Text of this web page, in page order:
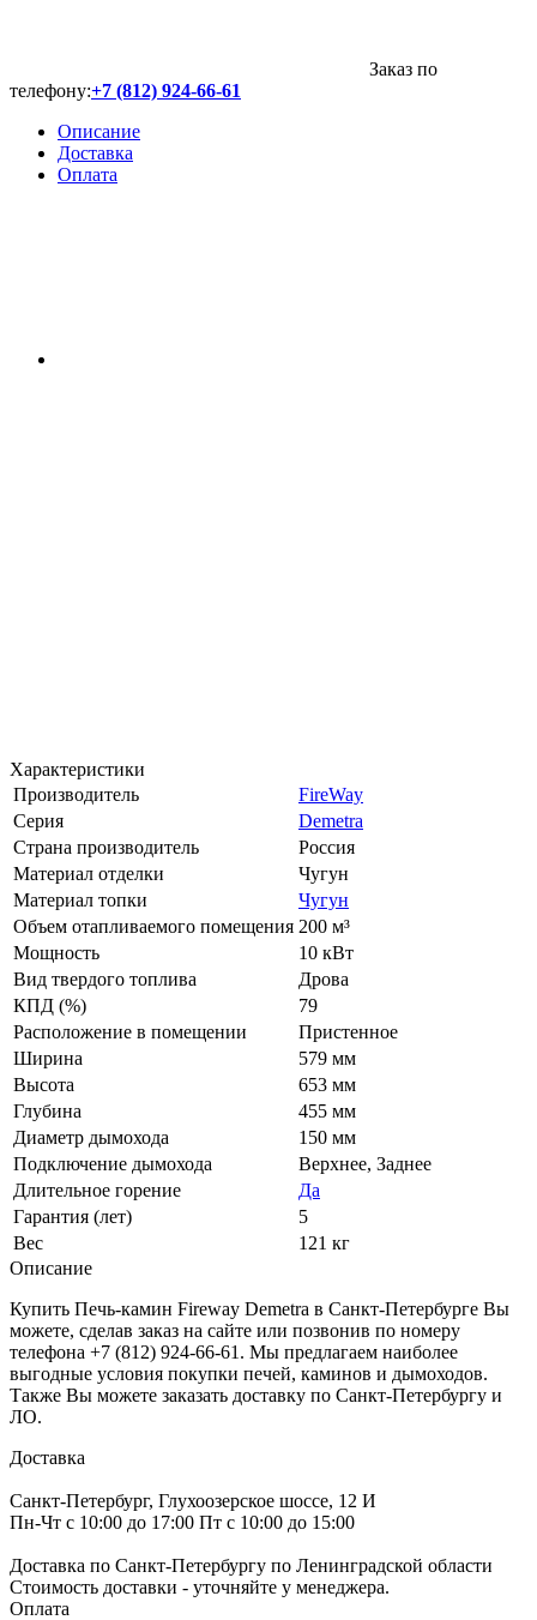
Заказ по
телефону:+7 (812) 924-66-61
Описание
Доставка
Оплата
Характеристики
Производитель
FireWay
Серия
Demetra
Страна производитель
Россия
Материал отделки
Чугун
Материал топки
Чугун
Объем отапливаемого помещения 200 м³
Мощность
10 кВт
Вид твердого топлива
Дрова
КПД (%)
79
Расположение в помещении
Пристенное
Ширина
579 мм
Высота
653 мм
Глубина
455 мм
Диаметр дымохода
150 мм
Подключение дымохода
Верхнее, Заднее
Длительное горение
Да
Гарантия (лет)
5
Вес
121 кг
Описание
Купить Печь-камин Fireway Demetra в Санкт-Петербурге Вы
можете, сделав заказ на сайте или позвонив по номеру
телефона +7 (812) 924-66-61. Мы предлагаем наиболее
выгодные условия покупки печей, каминов и дымоходов.
Также Вы можете заказать доставку по Санкт-Петербургу и
ЛО.
Доставка
Санкт-Петербург, Глухоозерское шоссе, 12 И
Пн-Чт с 10:00 до 17:00 Пт с 10:00 до 15:00
Доставка по Санкт-Петербургу по Ленинградской области
Стоимость доставки - уточняйте у менеджера.
Оплата